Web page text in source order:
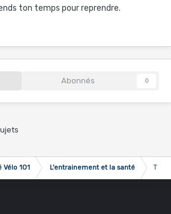
ton temps pour reprendre.
Abonnés 0
101 L'entrainement et la santé